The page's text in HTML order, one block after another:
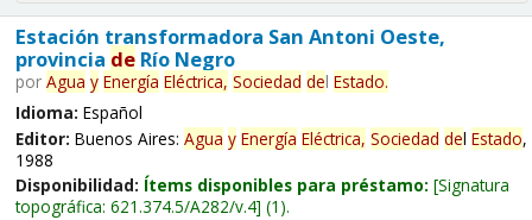
Estación transformadora San Antoni Oeste,
provincia deRío Negro
por Agua y Energía Eléctrica, Sociedad del Estado.
Idioma: Español
Editor: Buenos Aires: Agua y Energía Eléctrica, Sociedad del Estado,
1988
Disponibilidad: Ítems disponibles para préstamo: Signatura
topográfica: 621.374.5/A282/v.4 (1).